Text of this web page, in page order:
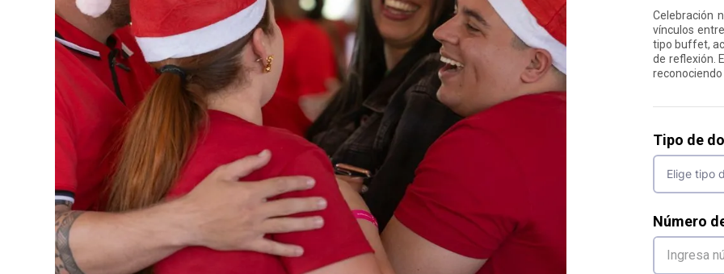
Celebración
vínculos
tipo buffet,
de reflexión.
Tipo de
Número